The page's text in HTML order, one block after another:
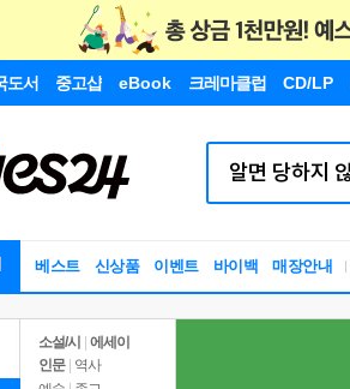
도서 중고샵 eBook 크레마클럽 CD/LP
베스트 신상품 이벤트 바이백 매장안내
소설/시
에세이
인문
역사